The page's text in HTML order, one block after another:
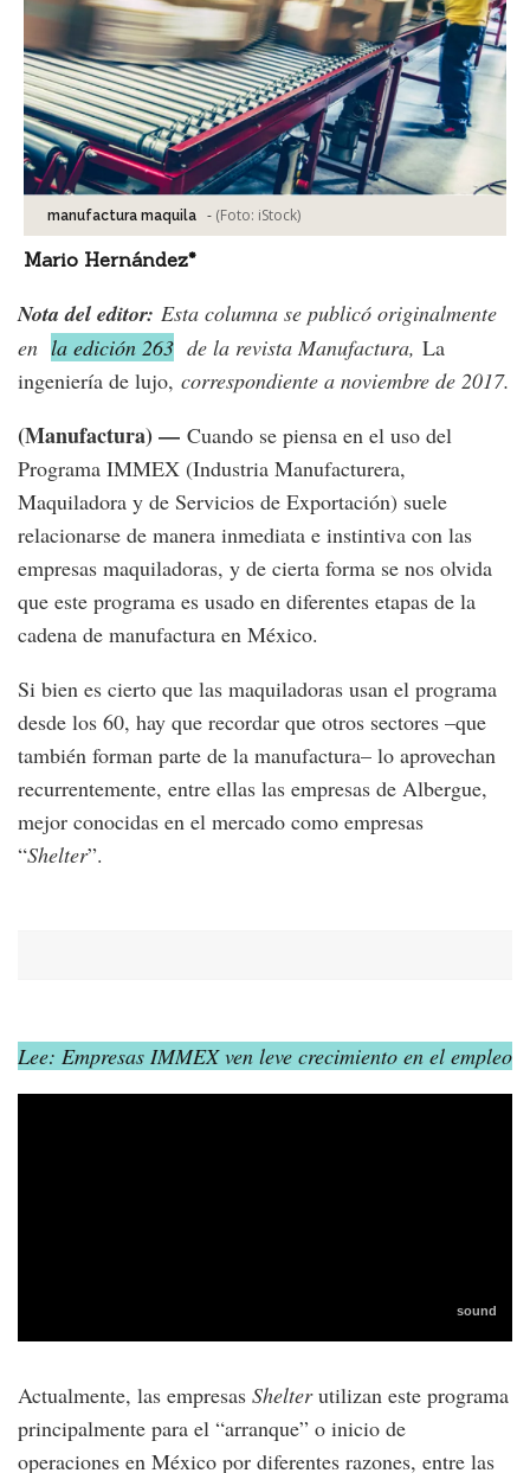
manufactura maquila - (Foto: iStock)
Mario Hernández*
Nota del editor: Esta columna se publicó originalmente
en la edición 263 de la revista Manufactura, La
ingeniería de lujo, correspondiente a noviembre de 2017.
(Manufactura) — Cuando se piensa en el uso del
Programa IMMEX (Industria Manufacturera,
Maquiladora y de Servicios de Exportación) suele
relacionarse de manera inmediata e instintiva con las
empresas maquiladoras, y de cierta forma se nos olvida
que este programa es usado en diferentes etapas de la
cadena de manufactura en México.
Si bien es cierto que las maquiladoras usan el programa
desde los 60, hay que recordar que otros sectores –que
también forman parte de la manufactura– lo aprovechan
recurrentemente, entre ellas las empresas de Albergue,
mejor conocidas en el mercado como empresas
“Shelter”.
Lee: Empresas IMMEX ven leve crecimiento en el empleo
Actualmente, las empresas Shelterutilizan este programa
principalmente para el “arranque” o inicio de
operaciones en México por diferentes razones, entre las